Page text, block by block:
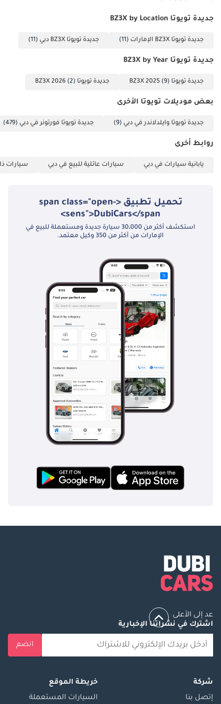
جديدة تويوتا BZ3X by Location
جديدة تويوتا BZ3X الإمارات (11) جديدة تويوتا BZ3X دبي (11)
جديدة تويوتا BZ3X by Year
جديدة تويوتا BZ3X 2025 (9) جديدة تويوتا BZ3X 2026 (2)
بعض موديلات تويوتا الأخرى
جديدة تويوتا وايلدلاندر في دبي (9) جديدة تويوتا فورتونر في دبي (479)
روابط أخرى
يابانية سيارات في دبي سيارات عائلية للبيع في دبي سيارات
تحميل تطبيق <span class="open-
sens">DubiCars</span>
استكشف أكثر من 30،000 سيارة جديدة ومستعملة للبيع في
الإمارات من أكثر من 350 وكيل معتمد.
عد إلى الأعلى
اشترك في نشراتنا الإخبارية
انضم
شركة
إتصل بنا
خريطة الموقع
السيارات المستعملة